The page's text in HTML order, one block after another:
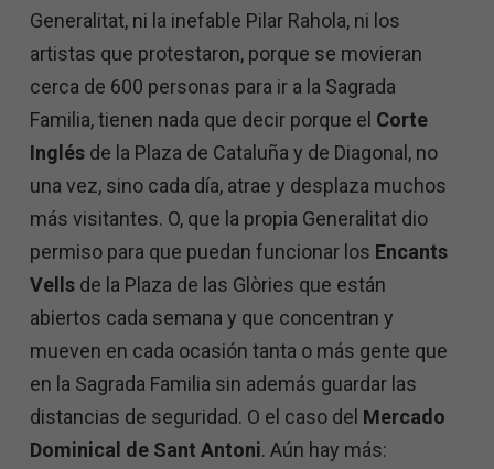
Generalitat, ni la inefable Pilar Rahola, ni los
artistas que protestaron, porque se movieran
cerca de 600 personas para ir a la Sagrada
Familia, tienen nada que decir porque el Corte
Inglés de la Plaza de Cataluña y de Diagonal, no
una vez, sino cada día, atrae y desplaza muchos
más visitantes. O, que la propia Generalitat dio
permiso para que puedan funcionar los Encants
Vells de la Plaza de las Glòries que están
abiertos cada semana y que concentran y
mueven en cada ocasión tanta o más gente que
en la Sagrada Familia sin además guardar las
distancias de seguridad. O el caso del Mercado
Dominical de Sant Antoni. Aún hay más: